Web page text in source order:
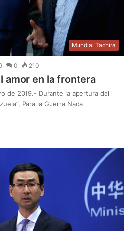
Mundial Tachira
0 210
amor en la frontera
de 2019.- Durante la apertura del
Para la Guerra Nada